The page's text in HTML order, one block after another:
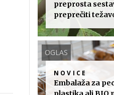
preprosta
preprečiti
OGLAS
NOVICE
Embalaža za